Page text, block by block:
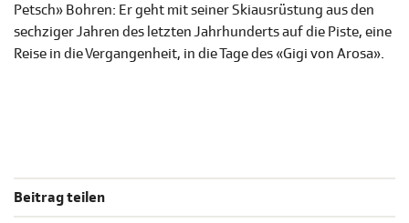
Petsch» Bohren: Er geht mit seiner Skiausrüstung aus den
sechziger Jahren des letzten Jahrhunderts auf die Piste, eine
Reise in die Vergangenheit, in die Tage des «Gigi von Arosa».
Beitrag teilen